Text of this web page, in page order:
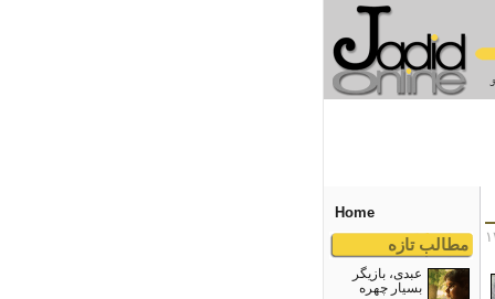
Home
مطالب تازه
عبدی، بازیگر
بسیار چهره